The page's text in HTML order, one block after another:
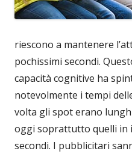
riescono a mantenere
pochissimi secondi.
capacità cognitive ha
notevolmente i tempi
volta gli spot erano
oggi soprattutto quelli in
secondi. I pubblicitari